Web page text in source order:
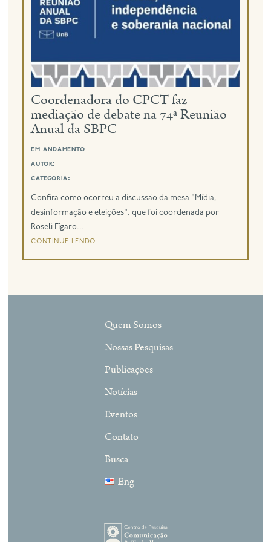
eng
Coordenadora do CPCT faz
mediação de debate na 74ª Reunião
Anual da SBPC
em andamento
autor:
categoria:
Confira como ocorreu a discussão da mesa "Mídia,
desinformação e eleições", que foi coordenada por
Roseli Fígaro...
continue lendo
Quem Somos
Nossas Pesquisas
Publicações
Notícias
Eventos
Contato
Busca
Eng